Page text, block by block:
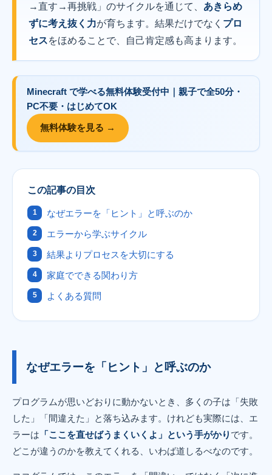
→直す→再挑戦」のサイクルを通じて、 あきらめ
ずに考え抜く力が育ちます。結果だけでなく プロ
セスをほめることで、自己肯定感も高まります。
Minecraft で学べる無料体験受付中｜ 親子で全50分・
PC不要・はじめてOK
無料体験を見る →
この記事の目次
なぜエラーを「ヒント」と呼ぶのか
エラーから学ぶサイクル
結果よりプロセスを大切にする
家庭でできる関わり方
よくある質問
なぜエラーを「ヒント」と呼ぶのか
プログラムが思いどおりに動かないとき、多くの子は「失敗
した」「間違えた」と落ち込みます。けれども実際には、エ
ラーは 「ここを直せばうまくいくよ」という手がかり です。
どこが違うのかを教えてくれる、いわば道しるべなのです。